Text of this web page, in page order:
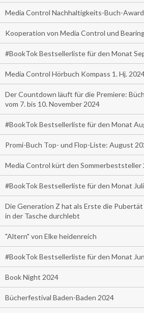
Media Control Nachhaltigkeits-Buch-
Kooperation von Media Control und
#BookTok Bestsellerliste für den Monat
Media Control Hörbuch Kompass 1. Hj.
Der Countdown läuft für die Premiere:
vom 7. bis 10. November 2024
#BookTok Bestsellerliste für den Monat
Promi-Buch Top- und Flop-Liste: August
Media Control kürt den Sommerbeststeller
#BookTok Bestsellerliste für den Monat
Die Generation Z hat als Erste die
in der Tasche durchlebt
"Altern" von Elke heidenreich
#BookTok Bestsellerliste für den Monat
Book Night 2024
Bücherfestival Baden-Baden 2024